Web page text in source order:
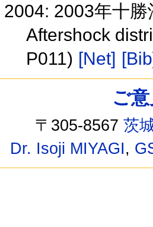
2004: 2003年十
Aftershock
P011) [Net]
ご
〒305-8567茨
Dr. Isoji MIYAGI,